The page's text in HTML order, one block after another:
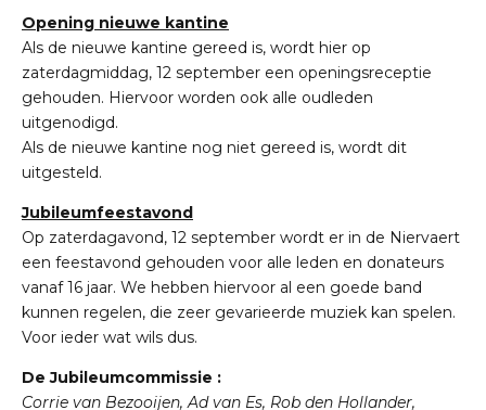
Opening nieuwe kantine
Als de nieuwe kantine gereed is, wordt hier op
zaterdagmiddag, 12 september een openingsreceptie
gehouden. Hiervoor worden ook alle oudleden
uitgenodigd.
Als de nieuwe kantine nog niet gereed is, wordt dit
uitgesteld.
Jubileumfeestavond
Op zaterdagavond, 12 september wordt er in de Niervaert
een feestavond gehouden voor alle leden en donateurs
vanaf 16 jaar. We hebben hiervoor al een goede band
kunnen regelen, die zeer gevarieerde muziek kan spelen.
Voor ieder wat wils dus.
De Jubileumcommissie :
Corrie van Bezooijen, Ad van Es, Rob den Hollander,